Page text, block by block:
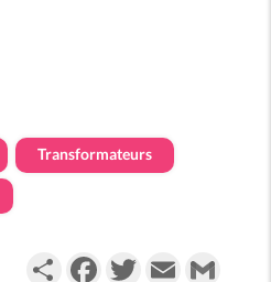
Transformateurs
PartagerFacebookTwitterEmail